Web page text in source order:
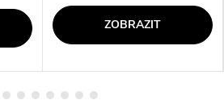
ZOBRAZIT